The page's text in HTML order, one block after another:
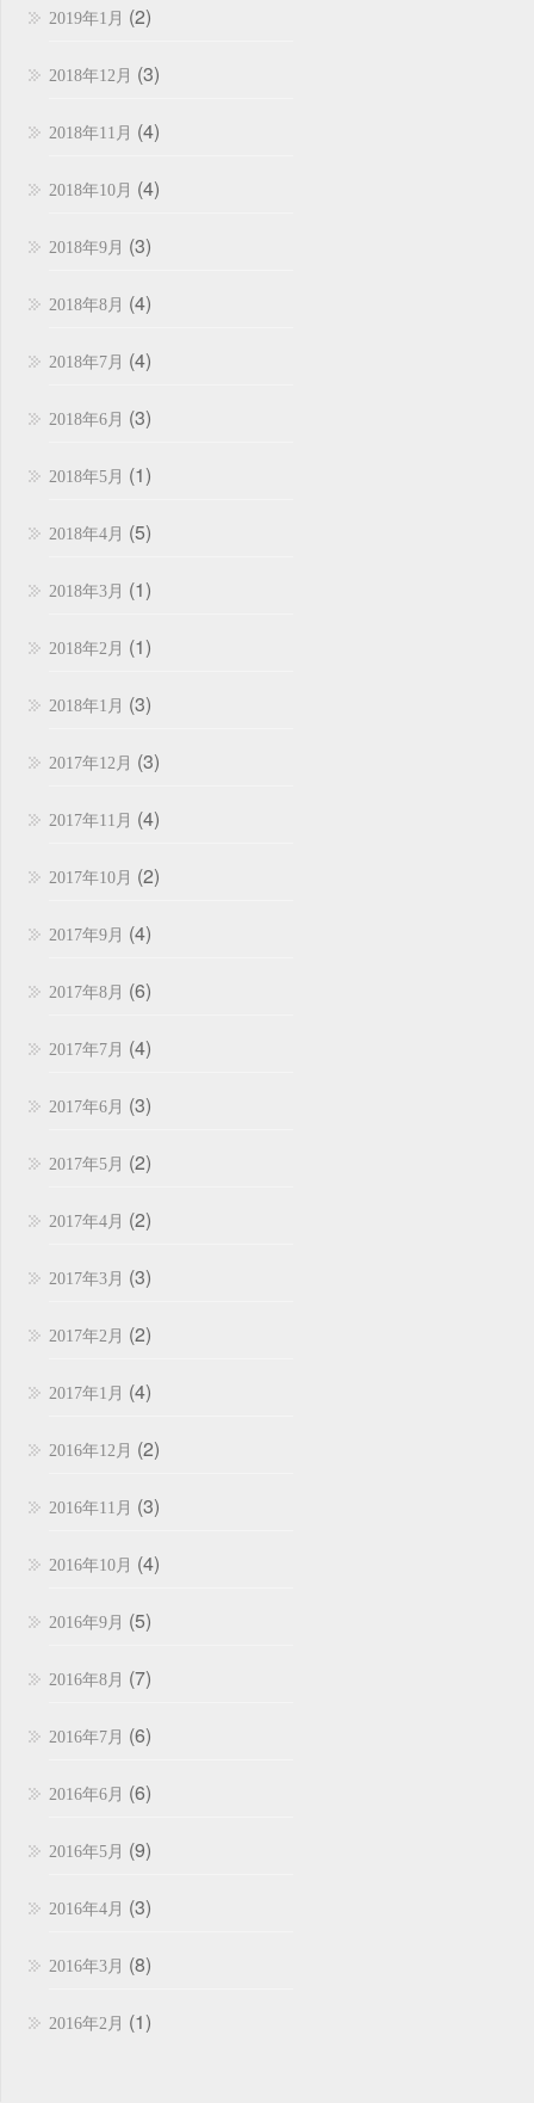
2019年1月 (2)
2018年12月 (3)
2018年11月 (4)
2018年10月 (4)
2018年9月 (3)
2018年8月 (4)
2018年7月 (4)
2018年6月 (3)
2018年5月 (1)
2018年4月 (5)
2018年3月 (1)
2018年2月 (1)
2018年1月 (3)
2017年12月 (3)
2017年11月 (4)
2017年10月 (2)
2017年9月 (4)
2017年8月 (6)
2017年7月 (4)
2017年6月 (3)
2017年5月 (2)
2017年4月 (2)
2017年3月 (3)
2017年2月 (2)
2017年1月 (4)
2016年12月 (2)
2016年11月 (3)
2016年10月 (4)
2016年9月 (5)
2016年8月 (7)
2016年7月 (6)
2016年6月 (6)
2016年5月 (9)
2016年4月 (3)
2016年3月 (8)
2016年2月 (1)